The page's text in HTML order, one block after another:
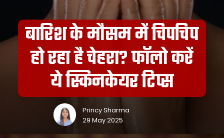
बारिश के मौसम में चिपचिप
हो रहा है चेहरा? फॉलो करें
ये स्किनकेयर टिप्स
Princy Sharma
29 May 2025